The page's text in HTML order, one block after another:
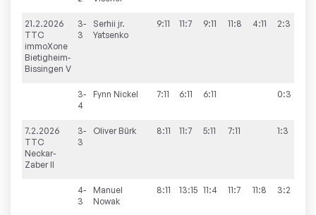
21.2.2026
TTC
immoXone
Bietigheim-
Bissingen V
3-
3
Serhii jr.
Yatsenko
9:11 11:7 9:11 11:8 4:11 2:3
3-
4
Fynn Nickel 7:11 6:11 6:11 0:3
7.2.2026
TTC
Neckar-
Zaber II
3-
3
Oliver Bürk 8:11 11:7 5:11 7:11 1:3
4-
3
Manuel
Nowak
8:11 13:15 11:4 11:7 11:8 3:2